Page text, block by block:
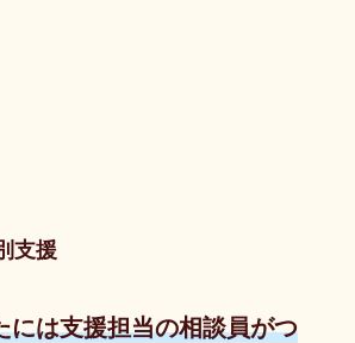
支援
には支援担当の相談員がつ